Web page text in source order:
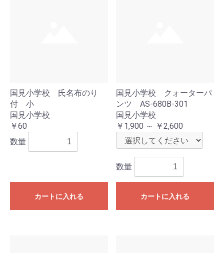
国見小学校 氏名布のり
付 小
国見小学校
￥60
数量
カートに入れる
国見小学校 クォーターパ
ンツ AS-680B-301
国見小学校
￥1,900 ～ ￥2,600
数量
カートに入れる